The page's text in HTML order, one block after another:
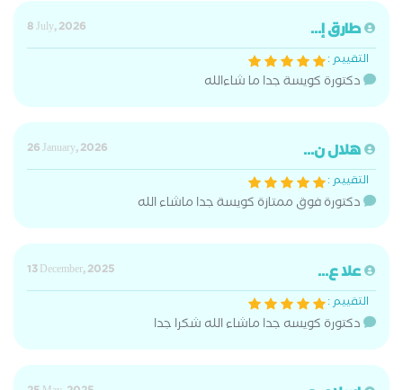
طارق إ...
8 July, 2026
التقييم :
دكتورة كويسة جدا ما شاءالله
هلال ن...
26 January, 2026
التقييم :
دكتورة فوق ممتازة كويسة جدا ماشاء الله
علا ع...
13 December, 2025
التقييم :
دكتورة كويسه جدا ماشاء الله شكرا جدا